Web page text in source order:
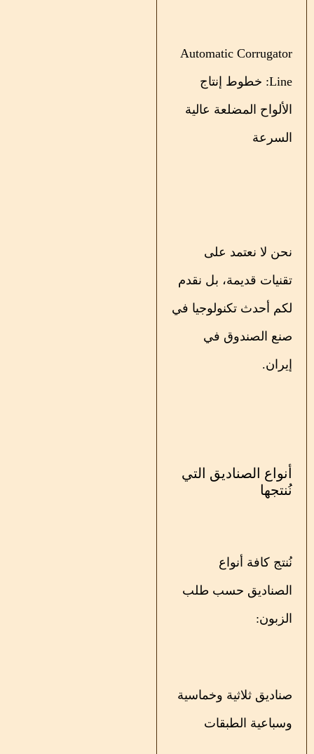
Automatic Corrugator
Line: خطوط إنتاج
الألواح المضلعة عالية
السرعة
نحن لا نعتمد على
تقنيات قديمة، بل نقدم
لكم أحدث تكنولوجيا في
صنع الصندوق في
إيران.
أنواع الصناديق التي
نُنتجها
نُنتج كافة أنواع
الصناديق حسب طلب
الزبون:
صناديق ثلاثية وخماسية
وسباعية الطبقات